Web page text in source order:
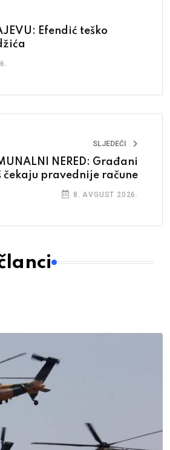
Efendić teško
SLJEDEĆI
NERED: Građani
čekaju pravednije račune
8. AVGUST 2026.